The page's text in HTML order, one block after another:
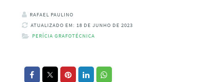
RAFAEL PAULINO
ATUALIZADO EM: 18 DE JUNHO DE 2023
PERÍCIA GRAFOTÉCNICA